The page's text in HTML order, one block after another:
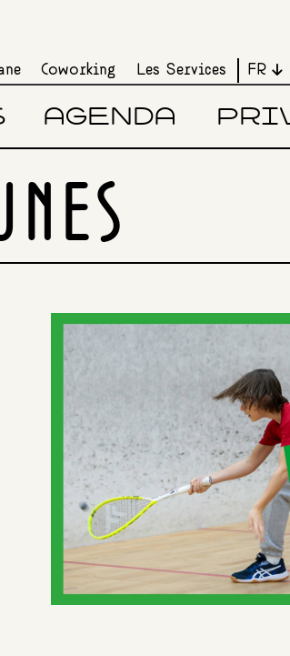
Coworking Les Services FR
AGENDA